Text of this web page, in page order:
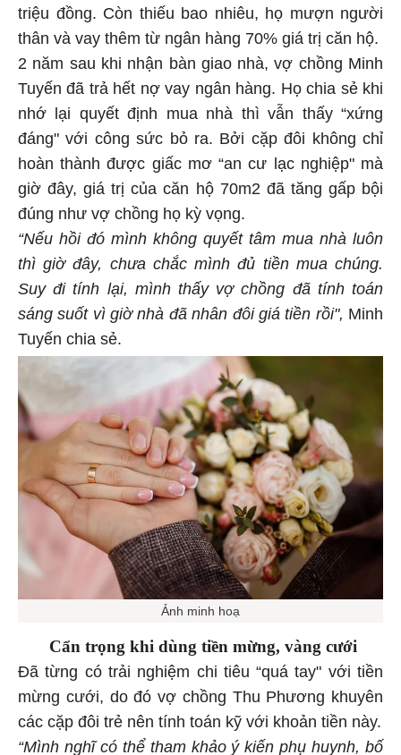
triệu đồng. Còn thiếu bao nhiêu, họ mượn người
thân và vay thêm từ ngân hàng 70% giá trị căn hộ.
2 năm sau khi nhận bàn giao nhà, vợ chồng Minh
Tuyến đã trả hết nợ vay ngân hàng. Họ chia sẻ khi
nhớ lại quyết định mua nhà thì vẫn thấy “xứng
đáng" với công sức bỏ ra. Bởi cặp đôi không chỉ
hoàn thành được giấc mơ “an cư lạc nghiệp" mà
giờ đây, giá trị của căn hộ 70m2 đã tăng gấp bội
đúng như vợ chồng họ kỳ vọng.
“Nếu hồi đó mình không quyết tâm mua nhà luôn
thì giờ đây, chưa chắc mình đủ tiền mua chúng.
Suy đi tính lại, mình thấy vợ chồng đã tính toán
sáng suốt vì giờ nhà đã nhân đôi giá tiền rồi", Minh
Tuyến chia sẻ.
Ảnh minh hoạ
Cẩn trọng khi dùng tiền mừng, vàng cưới
Đã từng có trải nghiệm chi tiêu “quá tay" với tiền
mừng cưới, do đó vợ chồng Thu Phương khuyên
các cặp đôi trẻ nên tính toán kỹ với khoản tiền này.
“Mình nghĩ có thể tham khảo ý kiến phụ huynh, bố